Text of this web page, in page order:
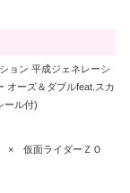
ョン 平成ジェネレーシ
オーズ＆ダブルfeat.スカ
ール付)
× 仮面ライダーＺＯ